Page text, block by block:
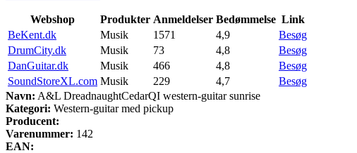
Webshop Produkter Anmeldelser Bedømmelse Link
BeKent.dk
Musik 1571 4,9
Besøg
DrumCity.dk
Musik 73 4,8
Besøg
DanGuitar.dk
Musik 466 4,8
Besøg
SoundStoreXL.com Musik 229 4,7
Besøg
Navn: A&L DreadnaughtCedarQI western-guitar sunrise
Kategori: Western-guitar med pickup
Producent:
Varenummer: 142
EAN: